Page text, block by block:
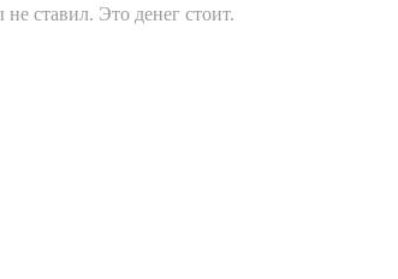
ставил. Это денег стоит.